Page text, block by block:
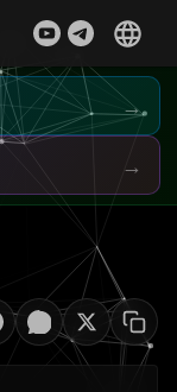
→
→